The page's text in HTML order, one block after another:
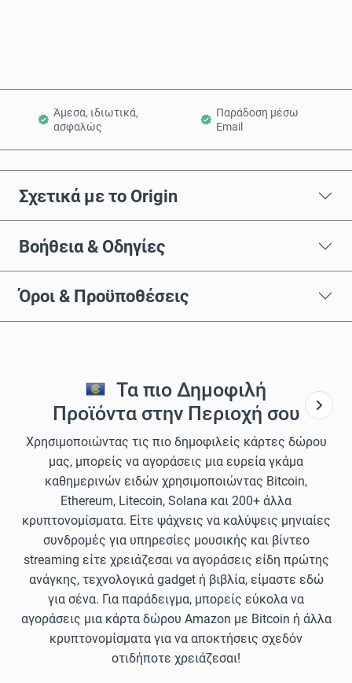
Άμεσα, ιδιωτικά,
ασφαλώς
Παράδοση μέσω
Email
Σχετικά με το Origin
Βοήθεια & Οδηγίες
Όροι & Προϋποθέσεις
Τα πιο Δημοφιλή
Προϊόντα στην Περιοχή σου
Χρησιμοποιώντας τις πιο δημοφιλείς κάρτες δώρου
μας, μπορείς να αγοράσεις μια ευρεία γκάμα
καθημερινών ειδών χρησιμοποιώντας Bitcoin,
Ethereum, Litecoin, Solana και 200+ άλλα
κρυπτονομίσματα. Είτε ψάχνεις να καλύψεις μηνιαίες
συνδρομές για υπηρεσίες μουσικής και βίντεο
streaming είτε χρειάζεσαι να αγοράσεις είδη πρώτης
ανάγκης, τεχνολογικά gadget ή βιβλία, είμαστε εδώ
για σένα. Για παράδειγμα, μπορείς εύκολα να
αγοράσεις μια κάρτα δώρου Amazon με Bitcoin ή άλλα
κρυπτονομίσματα για να αποκτήσεις σχεδόν
οτιδήποτε χρειάζεσαι!